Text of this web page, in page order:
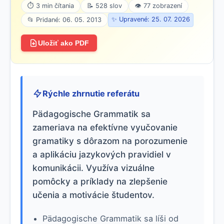
⏱ 3 min čítania 📝 528 slov
👁 77 zobrazení
📂 Pridané: 06. 05. 2013
✨ Upravené: 25. 07. 2026
Uložiť ako PDF
Rýchle zhrnutie referátu
Pädagogische Grammatik sa
zameriava na efektívne vyučovanie
gramatiky s dôrazom na porozumenie
a aplikáciu jazykových pravidiel v
komunikácii. Využíva vizuálne
pomôcky a príklady na zlepšenie
učenia a motivácie študentov.
Pädagogische Grammatik sa líši od